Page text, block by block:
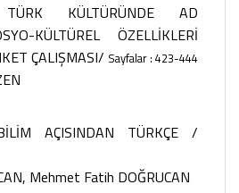
TÜRK KÜLTÜRÜNDE AD
KÜLTÜREL ÖZELLİKLERİ
ÇALIŞMASI/ Sayfalar : 423-444
AÇISINDAN TÜRKÇE /
Mehmet Fatih DOĞRUCAN